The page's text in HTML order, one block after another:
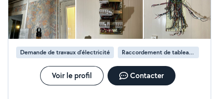
Demande de travaux d’électricité Raccordement de tableau électrique
Voir le profil Contacter